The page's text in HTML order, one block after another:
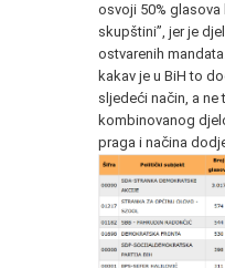
osvoji 50% glasova
skupštini”, jer je
ostvarenih
kakav je u BiH to
sljedeći način, a
kombinovanog
praga i načina